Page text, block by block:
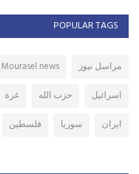
POPULAR TAGS
مراسل نيوز Mourasel news
اسرائيل
حزب الله غزة
ايران
سوريا فلسطين